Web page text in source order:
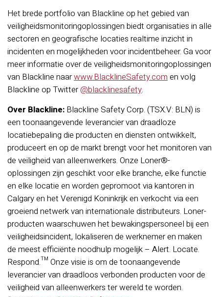
Het brede portfolio van Blackline op het gebied van
veiligheidsmonitoringoplossingen biedt organisaties in alle
sectoren en geografische locaties realtime inzicht in
incidenten en mogelijkheden voor incidentbeheer. Ga voor
meer informatie over de veiligheidsmonitoringoplossingen
van Blackline naarwww.BlacklineSafety.comen volg
Blackline op Twitter@blacklinesafety.
Over Blackline: Blackline Safety Corp. (TSX.V: BLN) is
een toonaangevende leverancier van draadloze
locatiebepaling die producten en diensten ontwikkelt,
produceert en op de markt brengt voor het monitoren van
de veiligheid van alleenwerkers. Onze Loner®-
oplossingen zijn geschikt voor elke branche, elke functie
en elke locatie en worden gepromoot via kantoren in
Calgary en het Verenigd Koninkrijk en verkocht via een
groeiend netwerk van internationale distributeurs. Loner-
producten waarschuwen het bewakingspersoneel bij een
veiligheidsincident, lokaliseren de werknemer en maken
de meest efficiënte noodhulp mogelijk – Alert. Locate.
Respond.™ Onze visie is om de toonaangevende
leverancier van draadloos verbonden producten voor de
veiligheid van alleenwerkers ter wereld te worden.